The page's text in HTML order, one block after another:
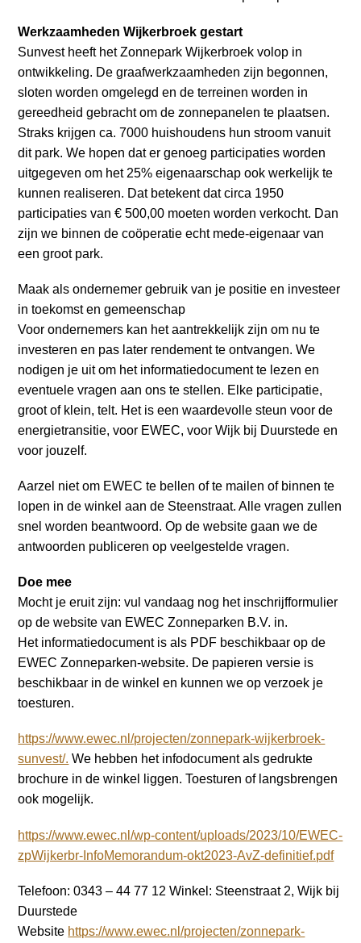
Werkzaamheden Wijkerbroek gestart
Sunvest heeft het Zonnepark Wijkerbroek volop in
ontwikkeling. De graafwerkzaamheden zijn begonnen,
sloten worden omgelegd en de terreinen worden in
gereedheid gebracht om de zonnepanelen te plaatsen.
Straks krijgen ca. 7000 huishoudens hun stroom vanuit
dit park. We hopen dat er genoeg participaties worden
uitgegeven om het 25% eigenaarschap ook werkelijk te
kunnen realiseren. Dat betekent dat circa 1950
participaties van € 500,00 moeten worden verkocht. Dan
zijn we binnen de coöperatie echt mede-eigenaar van
een groot park.
Maak als ondernemer gebruik van je positie en investeer
in toekomst en gemeenschap
Voor ondernemers kan het aantrekkelijk zijn om nu te
investeren en pas later rendement te ontvangen. We
nodigen je uit om het informatiedocument te lezen en
eventuele vragen aan ons te stellen. Elke participatie,
groot of klein, telt. Het is een waardevolle steun voor de
energietransitie, voor EWEC, voor Wijk bij Duurstede en
voor jouzelf.
Aarzel niet om EWEC te bellen of te mailen of binnen te
lopen in de winkel aan de Steenstraat. Alle vragen zullen
snel worden beantwoord. Op de website gaan we de
antwoorden publiceren op veelgestelde vragen.
Doe mee
Mocht je eruit zijn: vul vandaag nog het inschrijfformulier
op de website van EWEC Zonneparken B.V. in.
Het informatiedocument is als PDF beschikbaar op de
EWEC Zonneparken-website. De papieren versie is
beschikbaar in de winkel en kunnen we op verzoek je
toesturen.
https://www.ewec.nl/projecten/zonnepark-wijkerbroek-
sunvest/. We hebben het infodocument als gedrukte
brochure in de winkel liggen. Toesturen of langsbrengen
ook mogelijk.
https://www.ewec.nl/wp-content/uploads/2023/10/EWEC-
zpWijkerbr-InfoMemorandum-okt2023-AvZ-definitief.pdf
Telefoon: 0343 – 44 77 12 Winkel: Steenstraat 2, Wijk bij
Duurstede
Website https://www.ewec.nl/projecten/zonnepark-